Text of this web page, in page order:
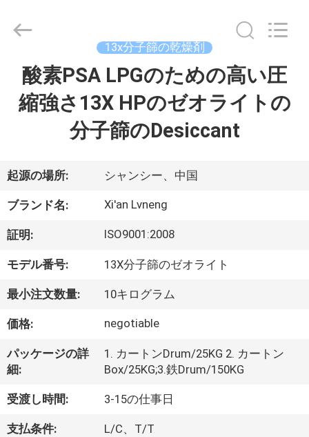
ー
製
品
動
画
VR
シ
ョ
ー
2018
Lvneng
Purification
Co.,Ltd..
13x分子篩の乾燥剤
酸素PSA LPGのための高い圧
縮強さ13X HPのゼオライトの
分子篩のDesiccant
起源の場所: シャンシー、中国
ブランド名: Xi'an Lvneng
証明: ISO9001:2008
モデル番号: 13X分子篩のゼオライト
最小注文数量: 10キログラム
価格: negotiable
パッケージの詳
細:
1. カートンDrum/25KG 2. カートン
Box/25KG;3.鉄Drum/150KG
受渡し時間: 3-15の仕事日
支払条件: L/C、T/T